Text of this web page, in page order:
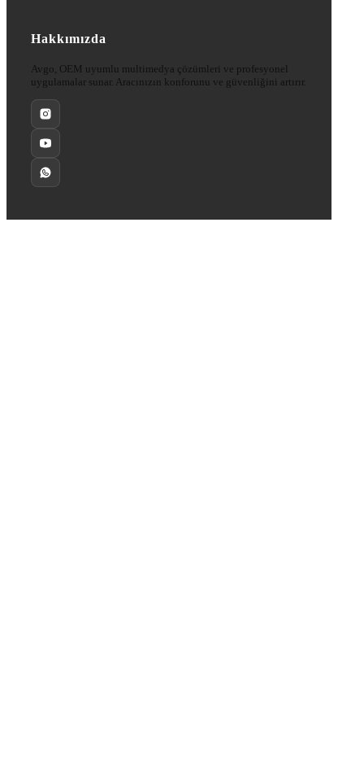
Hakkımızda
Avgo, OEM uyumlu multimedya çözümleri ve profesyonel
uygulamalar sunar. Aracınızın konforunu ve güvenliğini artırır.